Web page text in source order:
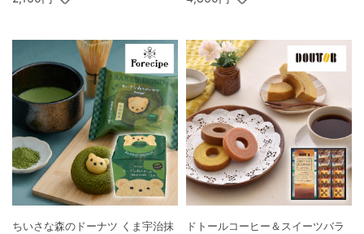
ちいさな森のドーナツ くま宇治抹
ドトールコーヒー＆スイーツバラ